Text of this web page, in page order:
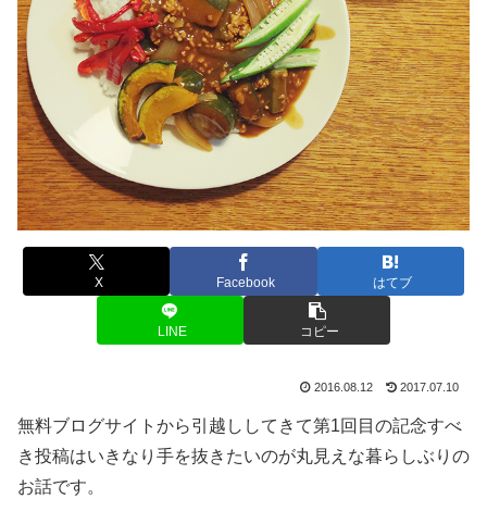
X Facebook はてブ
LINE コピー
2016.08.12 2017.07.10
無料ブログサイトから引越ししてきて第1回目の記念すべ
き投稿はいきなり手を抜きたいのが丸見えな暮らしぶりの
お話です。